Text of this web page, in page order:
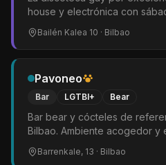
house y electrónica con
extiende hasta tarde. Punto
comunidad LGTBIQ+ bilbaína.
Bailén Kalea 10 · Bilbao
Pavoneo
Bar LGTBI+ Bear
Bar bear y cócteles de referencia en el
Bilbao. Ambiente acogedor y enérgico
temáticas, bingo drag y DJs. El punto
LGTBIQ+ de Barrenkale.
Barrenkale, 13 · Bilbao